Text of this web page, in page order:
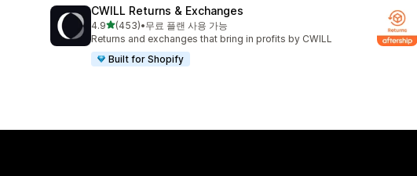
CWILL Returns & Exchanges
4.9별 5개 중
(453)
총 리뷰 453개
•무료 플랜 사용 가능
Returns and exchanges that bring in profits by CWILL
Built for Shopify